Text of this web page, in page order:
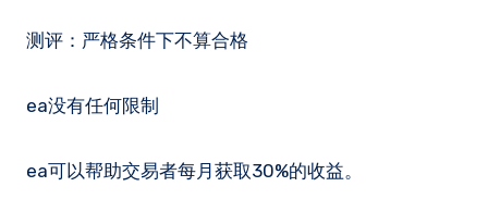
测评：严格条件下不算合格
ea没有任何限制
ea可以帮助交易者每月获取30%的收益。